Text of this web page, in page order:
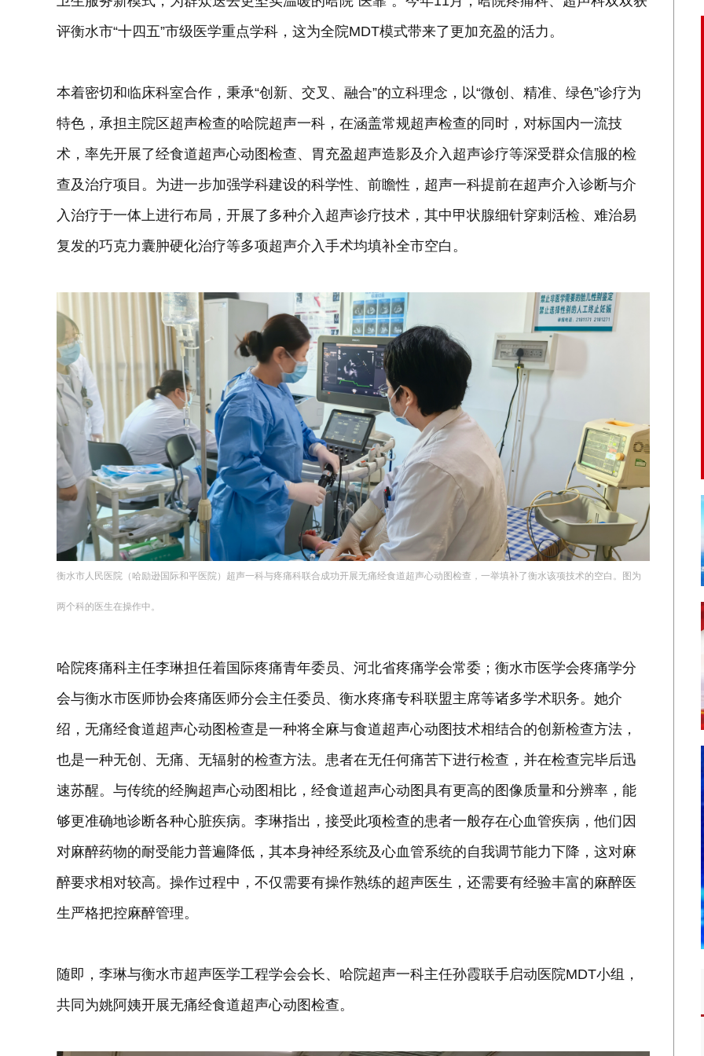
评衡水市“十四五”市级医学重点学科，这为全院MDT模式带来了更加充盈的活力。
本着密切和临床科室合作，秉承“创新、交叉、融合”的立科理念，以“微创、精准、绿色”诊疗为
特色，承担主院区超声检查的哈院超声一科，在涵盖常规超声检查的同时，对标国内一流技
术，率先开展了经食道超声心动图检查、胃充盈超声造影及介入超声诊疗等深受群众信服的检
查及治疗项目。为进一步加强学科建设的科学性、前瞻性，超声一科提前在超声介入诊断与介
入治疗于一体上进行布局，开展了多种介入超声诊疗技术，其中甲状腺细针穿刺活检、难治易
复发的巧克力囊肿硬化治疗等多项超声介入手术均填补全市空白。
衡水市人民医院（哈励逊国际和平医院）超声一科与疼痛科联合成功开展无痛经食道超声心动图检查，一举填补了衡水该项技术的空白。图为
两个科的医生在操作中。
哈院疼痛科主任李琳担任着国际疼痛青年委员、河北省疼痛学会常委；衡水市医学会疼痛学分
会与衡水市医师协会疼痛医师分会主任委员、衡水疼痛专科联盟主席等诸多学术职务。她介
绍，无痛经食道超声心动图检查是一种将全麻与食道超声心动图技术相结合的创新检查方法，
也是一种无创、无痛、无辐射的检查方法。患者在无任何痛苦下进行检查，并在检查完毕后迅
速苏醒。与传统的经胸超声心动图相比，经食道超声心动图具有更高的图像质量和分辨率，能
够更准确地诊断各种心脏疾病。李琳指出，接受此项检查的患者一般存在心血管疾病，他们因
对麻醉药物的耐受能力普遍降低，其本身神经系统及心血管系统的自我调节能力下降，这对麻
醉要求相对较高。操作过程中，不仅需要有操作熟练的超声医生，还需要有经验丰富的麻醉医
生严格把控麻醉管理。
随即，李琳与衡水市超声医学工程学会会长、哈院超声一科主任孙霞联手启动医院MDT小组，
共同为姚阿姨开展无痛经食道超声心动图检查。